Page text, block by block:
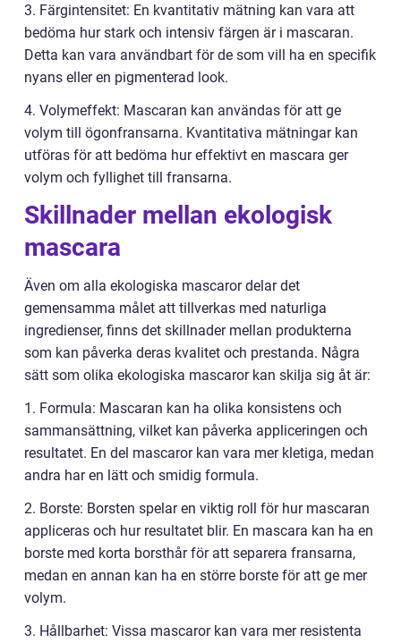
3. Färgintensitet: En kvantitativ mätning kan vara att
bedöma hur stark och intensiv färgen är i mascaran.
Detta kan vara användbart för de som vill ha en specifik
nyans eller en pigmenterad look.
4. Volymeffekt: Mascaran kan användas för att ge
volym till ögonfransarna. Kvantitativa mätningar kan
utföras för att bedöma hur effektivt en mascara ger
volym och fyllighet till fransarna.
Skillnader mellan ekologisk
mascara
Även om alla ekologiska mascaror delar det
gemensamma målet att tillverkas med naturliga
ingredienser, finns det skillnader mellan produkterna
som kan påverka deras kvalitet och prestanda. Några
sätt som olika ekologiska mascaror kan skilja sig åt är:
1. Formula: Mascaran kan ha olika konsistens och
sammansättning, vilket kan påverka appliceringen och
resultatet. En del mascaror kan vara mer kletiga, medan
andra har en lätt och smidig formula.
2. Borste: Borsten spelar en viktig roll för hur mascaran
appliceras och hur resultatet blir. En mascara kan ha en
borste med korta borsthår för att separera fransarna,
medan en annan kan ha en större borste för att ge mer
volym.
3. Hållbarhet: Vissa mascaror kan vara mer resistenta